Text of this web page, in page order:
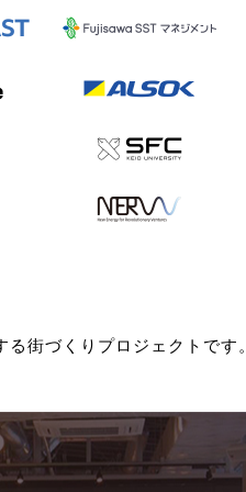
街づくりプロジェクトです。